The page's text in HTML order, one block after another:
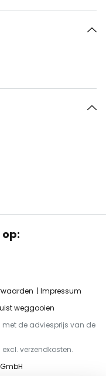
Impressum
weggooien
met de adviesprijs van de
excl. verzendkosten.